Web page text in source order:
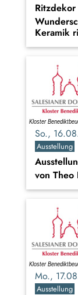
Keramik
So.,
Ausstellung
von Theo
Mo.,
Ausstellung